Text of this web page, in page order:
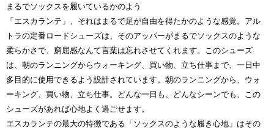
まるでソックスを履いているかのよう
「エスカランテ」、それはまるで足が自由を得たかのような感覚。アル
トラの定番ロードシューズは、そのアッパーがまるでソックスのような
柔らかさで、窮屈感なんて言葉は忘れさせてくれます。このシューズ
は、朝のランニングからウォーキング、買い物、立ち仕事まで、一日中
多目的に使用できるよう設計されています。朝のランニングから、ウォ
ーキング、買い物、立ち仕事。どんな一日も、どんなシーンでも、この
シューズがあれば心地よく過ごせます。
エスカランテの最大の特徴である「ソックスのような履き心地」はその